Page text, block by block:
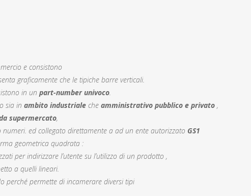
e consistono
graficamente che le tipiche barre verticali.
in un part-number univoco.
sia in ambito industriale che amministrativo pubblico e privato ,
supermercato,
ed collegato direttamente a ad un ente autorizzato GS1
geometrica quadrata :
per indirizzare l’utente su l’utilizzo di un prodotto ,
a quelli lineari.
perché permette di incamerare diversi tipi